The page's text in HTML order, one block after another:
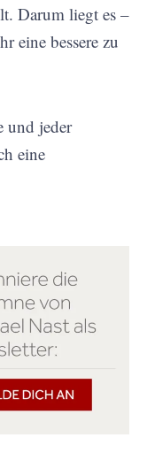
Darum liegt es –
eine bessere zu
und jeder
eine